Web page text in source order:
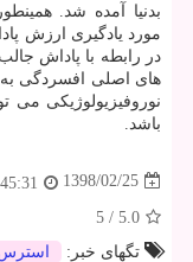
بدنیا آمده شد.
مورد یادگیری ارزش
در رابطه با پاداش
های اصلی افسردگی به
نوروفیزیولوژیكی می
باشد.
1398/02/25
5.0
/
5
تگهای خبر: